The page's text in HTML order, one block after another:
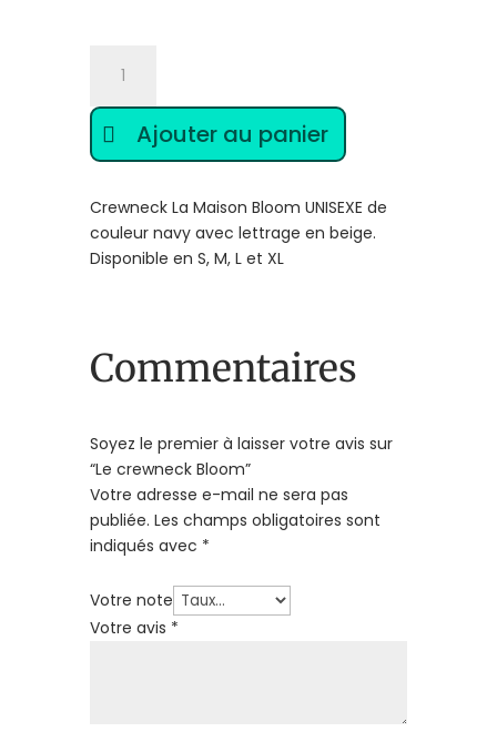
Le
crewneck
Bloom
Ajouter au panier
Crewneck La Maison Bloom UNISEXE de
couleur navy avec lettrage en beige.
Disponible en S, M, L et XL
Commentaires
Soyez le premier à laisser votre avis sur
“Le crewneck Bloom”
Votre adresse e-mail ne sera pas
publiée. Les champs obligatoires sont
indiqués avec *
Votre note
Votre avis *